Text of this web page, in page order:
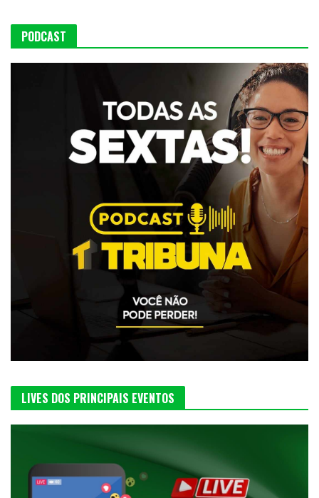
PODCAST
LIVES DOS PRINCIPAIS EVENTOS